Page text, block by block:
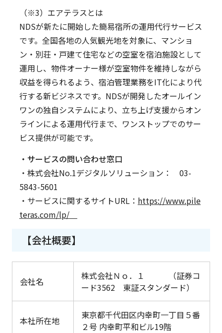
（※3）エアテラスとは
NDSが新たに開始した簡易宿所の運用代行サービス
です。全国各地の人気観光地を対象に、マンショ
ン・別荘・戸建て住宅などの空室を宿泊施設として
運用し、物件オーナー様が空室物件を維持しながら
収益を得られるよう、宿泊管理業務をIT化により代
行する新ビジネスです。NDSが開発したオールイン
ワンの独自システムにより、立ち上げ支援からオン
ラインによる運用代行まで、ワンストップでのサー
ビス提供が可能です。
・サービスの問い合わせ窓口
・株式会社No.1デジタルソリューション： 03-
5843-5601
・サービスに関するサイトURL： https://www.pile
teras.com/lp/
【会社概要】
会社名
株式会社Ｎｏ．１ （証券コ
ード3562 東証スタンダード）
本社所在地
東京都千代田区内幸町一丁目５番
２号 内幸町平和ビル19階